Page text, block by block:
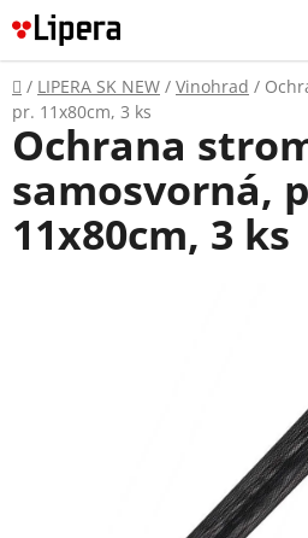
Prejsť
na
obsah
Domov
/ LIPERA SK NEW / Vinohrad /
pr. 11x80cm, 3 ks
Ochrana
samosvorná,
11x80cm, 3 ks